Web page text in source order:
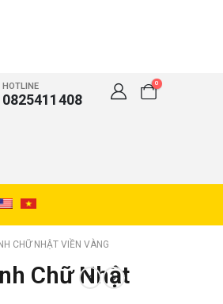
HOTLINE
0825411408
0
CHỮ NHẬT VIỀN VÀNG
Chữ Nhật